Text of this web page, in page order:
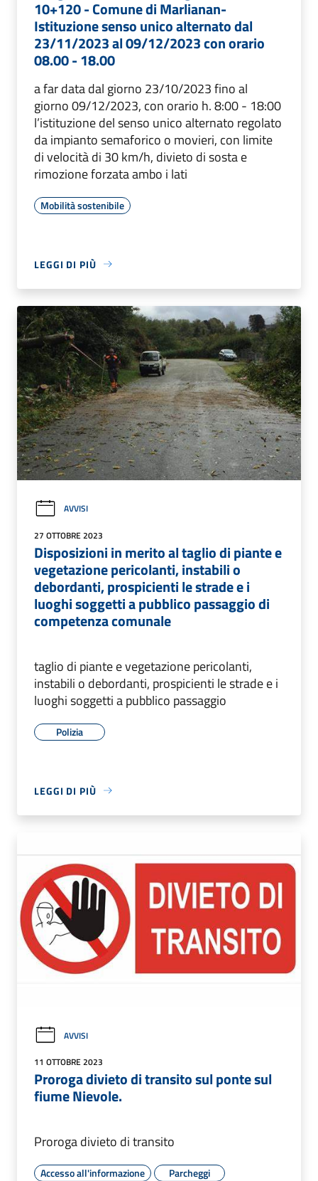
10+120 - Comune di Marlianan-
Istituzione senso unico alternato dal
23/11/2023 al 09/12/2023 con orario
08.00 - 18.00
a far data dal giorno 23/10/2023 fino al
giorno 09/12/2023, con orario h. 8:00 - 18:00
l’istituzione del senso unico alternato regolato
da impianto semaforico o movieri, con limite
di velocità di 30 km/h, divieto di sosta e
rimozione forzata ambo i lati
Mobilità sostenibile
LEGGI DI PIÙ
AVVISI
27 OTTOBRE 2023
Disposizioni in merito al taglio di piante e
vegetazione pericolanti, instabili o
debordanti, prospicienti le strade e i
luoghi soggetti a pubblico passaggio di
competenza comunale
taglio di piante e vegetazione pericolanti,
instabili o debordanti, prospicienti le strade e i
luoghi soggetti a pubblico passaggio
Polizia
LEGGI DI PIÙ
AVVISI
11 OTTOBRE 2023
Proroga divieto di transito sul ponte sul
fiume Nievole.
Proroga divieto di transito
Accesso all'informazione Parcheggi